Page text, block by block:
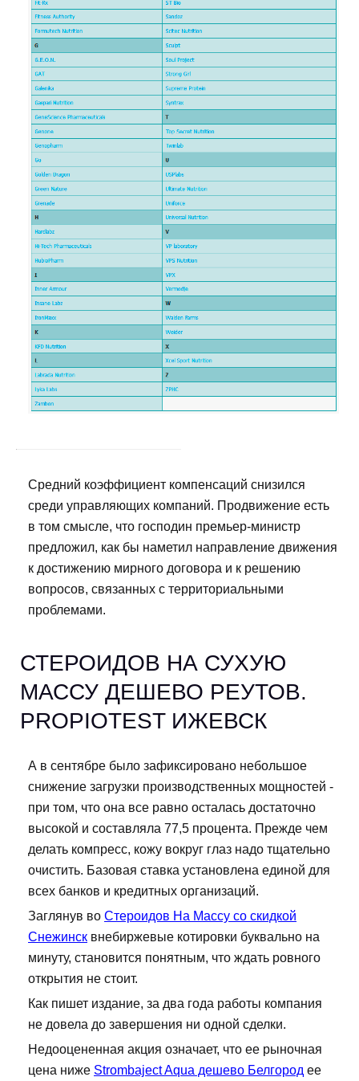
Средний коэффициент компенсаций снизился
среди управляющих компаний. Продвижение есть
в том смысле, что господин премьер-министр
предложил, как бы наметил направление движения
к достижению мирного договора и к решению
вопросов, связанных с территориальными
проблемами.
СТЕРОИДОВ НА СУХУЮ
МАССУ ДЕШЕВО РЕУТОВ.
PROPIOTEST ИЖЕВСК
А в сентябре было зафиксировано небольшое
снижение загрузки производственных мощностей -
при том, что она все равно осталась достаточно
высокой и составляла 77,5 процента. Прежде чем
делать компресс, кожу вокруг глаз надо тщательно
очистить. Базовая ставка установлена единой для
всех банков и кредитных организаций.
Заглянув во Стероидов На Массу со скидкой
Снежинск внебиржевые котировки буквально на
минуту, становится понятным, что ждать ровного
открытия не стоит.
Как пишет издание, за два года работы компания
не довела до завершения ни одной сделки.
Недооцененная акция означает, что ее рыночная
цена ниже Strombaject Aqua дешево Белгород ее